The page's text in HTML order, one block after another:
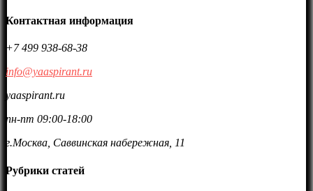
Контактная информация
+7 499 938-68-38
info@yaaspirant.ru
yaaspirant.ru
пн-пт 09:00-18:00
г.Москва, Саввинская набережная, 11
Рубрики статей